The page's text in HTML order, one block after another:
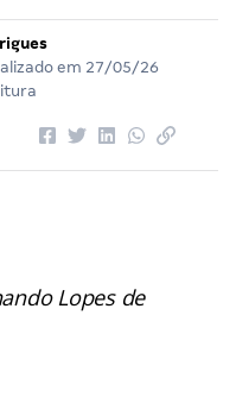
em 27/05/26
Lopes de